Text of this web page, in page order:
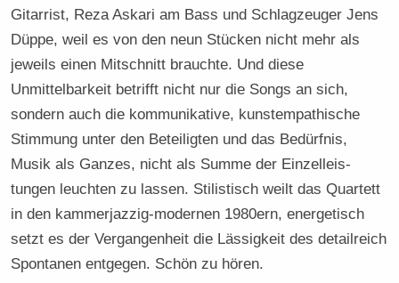
Gitarrist, Reza Askari am Bass und Schlagzeuger Jens
Düppe, weil es von den neun Stücken nicht mehr als
jeweils einen Mitschnitt brauchte. Und diese
Unmittelbarkeit betrifft nicht nur die Songs an sich,
sondern auch die kommunikative, kunstempathische
Stimmung unter den Beteiligten und das Bedürfnis,
Musik als Ganzes, nicht als Summe der Einzelleis-
tungen leuchten zu lassen. Stilistisch weilt das Quartett
in den kammerjazzig-modernen 1980ern, energetisch
setzt es der Vergangenheit die Lässigkeit des detailreich
Spontanen entgegen. Schön zu hören.